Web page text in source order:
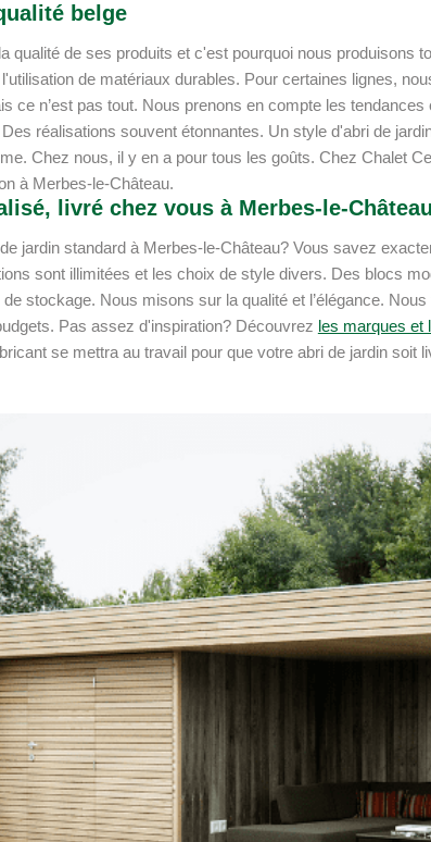
belge
qualité de ses produits et c'est pourquoi nous produisons
de matériaux durables. Pour certaines lignes,
ce n’est pas tout. Nous prenons en compte les
réalisations souvent étonnantes. Un style d'abri de
Chez nous, il y en a pour tous les goûts. Chez Chalet
à Merbes-le-Château.
livré chez vous à Merbes-le-Château
jardin standard à Merbes-le-Château? Vous savez
sont illimitées et les choix de style divers. Des blocs
stockage. Nous misons sur la qualité et l’élégance.
Pas assez d'inspiration? Découvrez les marques et
se mettra au travail pour que votre abri de jardin soit